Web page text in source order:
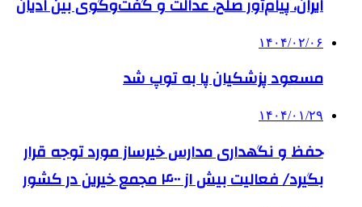
ایران، پیام‌آور صلح، عدالت و گفت‌وگوی بین ادیان
۱۴۰۴/۰۲/۰۶
مسعود پزشکیان پا به توپ شد
۱۴۰۴/۰۱/۲۹
حفظ و نگهداری مدارس خیرساز مورد توجه قرار
بگیرد/ فعالیت بیش از ۴۰۰ مجمع خیرین در کشور